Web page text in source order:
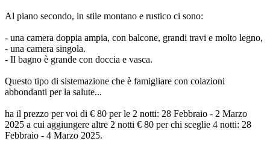
Al piano secondo, in stile montano e rustico ci sono:
- una camera doppia ampia, con balcone, grandi travi e molto legno,
- una camera singola.
- Il bagno è grande con doccia e vasca.
Questo tipo di sistemazione che è famigliare con colazioni
abbondanti per la salute...
ha il prezzo per voi di € 80 per le 2 notti: 28 Febbraio - 2 Marzo
2025 a cui aggiungere altre 2 notti € 80 per chi sceglie 4 notti: 28
Febbraio - 4 Marzo 2025.